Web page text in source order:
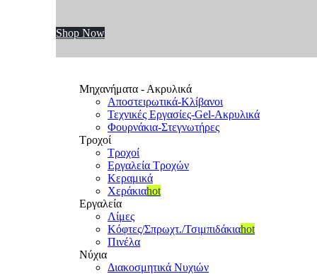
Shop Now
Μηχανήματα - Ακρυλικά
Αποστειρωτικά-Κλίβανοι
Τεχνικές Εργασίες-Gel-Ακρυλικά
Φουρνάκια-Στεγνωτήρες
Τροχοί
Τροχοί
Εργαλεία Τροχών
Κεραμικά
Χεράκιαhot
Εργαλεία
Λίμες
Κόφτες/Σπρωχτ./Τσιμπιδάκιαhot
Πινέλα
Νύχια
Διακοσμητικά Νυχιών